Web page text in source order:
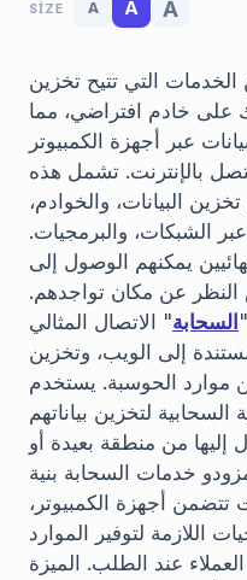
SIZE A A A
التي تتيح تخزين
على خادم افتراضي، مما
عبر أجهزة الكمبيوتر
بالإنترنت. تشمل هذه
البيانات، والخوادم،
الشبكات، والبرمجيات.
يمكنهم الوصول إلى
النظر عن مكان تواجدهم.
السحابة" الاتصال المثالي
إلى الويب، وتخزين
من موارد الحوسبة. يستخدم
لتخزين بياناتهم
إليها من منطقة بعيدة أو
خدمات السحابة بنية
تتضمن أجهزة الكمبيوتر،
اللازمة لتوفير الموارد
عند الطلب. الميزة